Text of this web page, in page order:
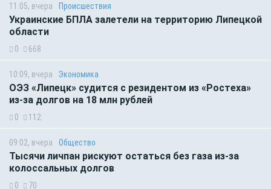
11:05, вчера Происшествия
Украинские БПЛА залетели на территорию Липецкой
области
0 668
10:09, вчера Экономика
ОЭЗ «Липецк» судится с резидентом из «Ростеха»
из-за долгов на 18 млн рублей
0 112
09:02, вчера Общество
Тысячи личпан рискуют остаться без газа из-за
колоссальных долгов
0 70